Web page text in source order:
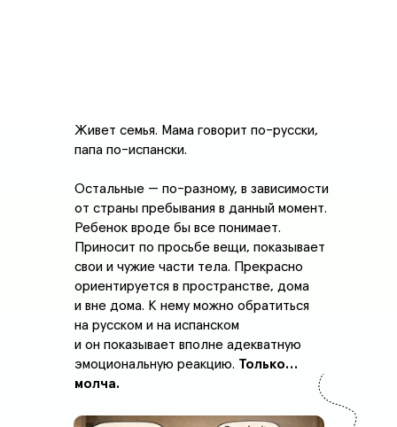
Живет семья. Мама говорит по-русски,
папа по-испански.
Остальные — по-разному, в зависимости
от страны пребывания в данный момент.
Ребенок вроде бы все понимает.
Приносит по просьбе вещи, показывает
свои и чужие части тела. Прекрасно
ориентируется в пространстве, дома
и вне дома. К нему можно обратиться
на русском и на испанском
и он показывает вполне адекватную
эмоциональную реакцию. Только…
молча.